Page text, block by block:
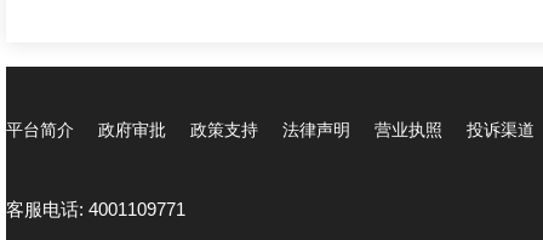
平台简介 政府审批 政策支持 法律声明 营业执照 投诉渠道
客服电话: 4001109771